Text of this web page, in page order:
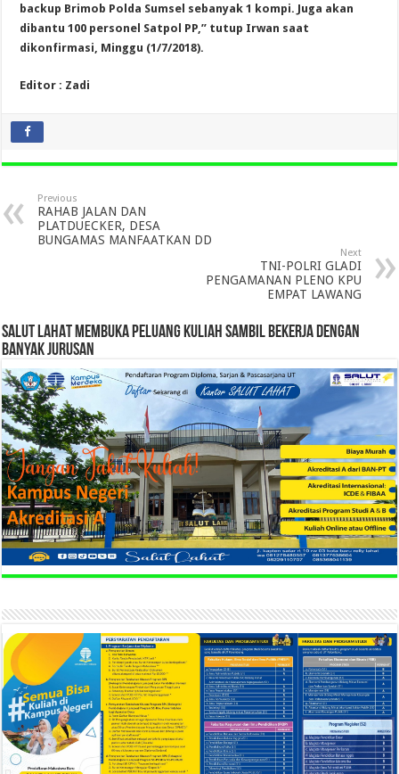
backup Brimob Polda Sumsel sebanyak 1 kompi. Juga akan
dibantu 100 personel Satpol PP,” tutup Irwan saat
dikonfirmasi, Minggu (1/7/2018).
Editor : Zadi
Previous
RAHAB JALAN DAN
PLATDUECKER, DESA
BUNGAMAS MANFAATKAN DD
Next
TNI-POLRI GLADI
PENGAMANAN PLENO KPU
EMPAT LAWANG
SALUT LAHAT MEMBUKA PELUANG KULIAH SAMBIL BEKERJA DENGAN
BANYAK JURUSAN